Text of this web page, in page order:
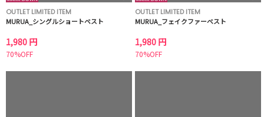
OUTLET LIMITED ITEM
MURUA_シングルショートベスト
1,980 円
70%OFF
OUTLET LIMITED ITEM
MURUA_フェイクファーベスト
1,980 円
70%OFF